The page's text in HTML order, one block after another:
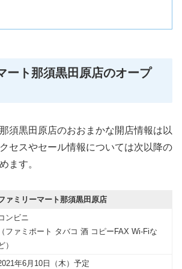
ート那須黒田原店のオープ
須黒田原店のおおまかな開店情報は以
セスやセール情報については次以降の
ます。
ァミリーマート那須黒田原店
ンビニ
（ファミポート タバコ 酒 コピーFAX Wi-Fiな
）
年6月10日（木）予定